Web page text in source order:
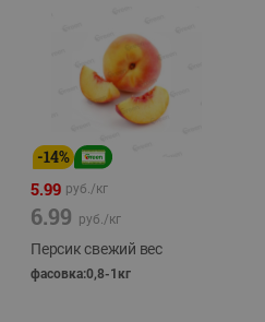
-14%
5.99 руб./кг
6.99 руб./кг
Персик свежий вес
фасовка:0,8-1кг